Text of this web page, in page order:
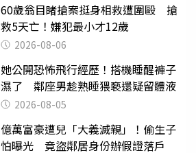
60歲翁目睹搶案挺身相救遭圍毆 搶
救5天亡！嫌犯最小才12歲
2026-08-06
她公開恐怖飛行經歷！搭機睡醒褲子
濕了 鄰座男趁熟睡猥褻還疑留體液
2026-08-05
億萬富豪遭兒「大義滅親」！偷生子
怕曝光 竟盜鄰居身份辦假證落戶